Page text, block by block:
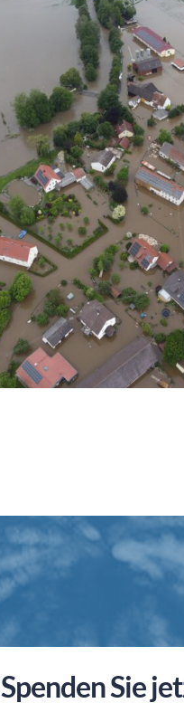
Spenden Sie